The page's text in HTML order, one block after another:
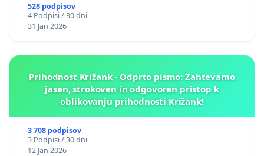
528 podpisov
4 Podpisi / 30 dni
31 Jan 2026
Prihodnost Križank - Odprto pismo: Zahtevamo
jasen, strokoven in odgovoren pristop k
oblikovanju prihodnosti Križank!
3 708 podpisov
3 Podpisi / 30 dni
12 Jan 2026